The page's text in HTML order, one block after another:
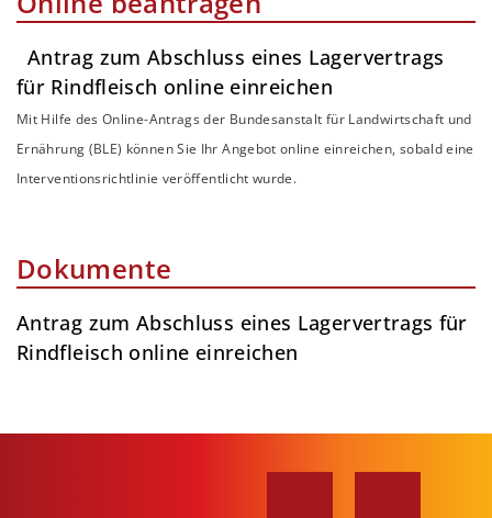
Antrag zum Abschluss eines Lagervertrags
für Rindfleisch online einreichen
Mit Hilfe des Online-Antrags der Bundesanstalt für Landwirtschaft und
Ernährung (BLE) können Sie Ihr Angebot online einreichen, sobald eine
Interventionsrichtlinie veröffentlicht wurde.
Dokumente
Antrag zum Abschluss eines Lagervertrags für
Rindfleisch online einreichen